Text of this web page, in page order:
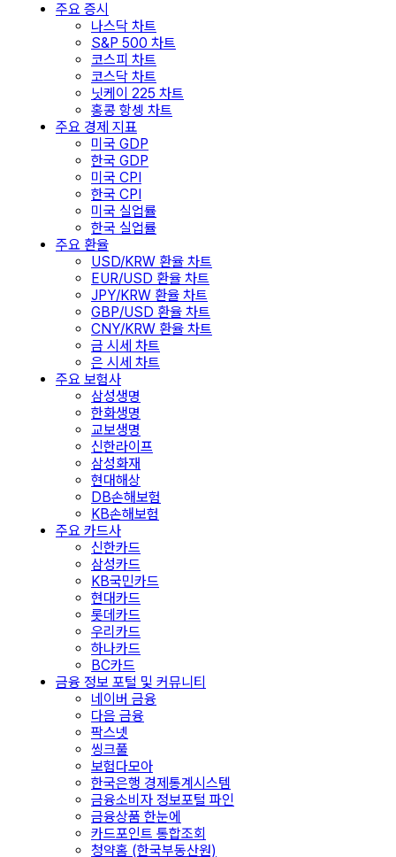
주요 증시
나스닥 차트
S&P 500 차트
코스피 차트
코스닥 차트
닛케이 225 차트
홍콩 항셍 차트
주요 경제 지표
미국 GDP
한국 GDP
미국 CPI
한국 CPI
미국 실업률
한국 실업률
주요 환율
USD/KRW 환율 차트
EUR/USD 환율 차트
JPY/KRW 환율 차트
GBP/USD 환율 차트
CNY/KRW 환율 차트
금 시세 차트
은 시세 차트
주요 보험사
삼성생명
한화생명
교보생명
신한라이프
삼성화재
현대해상
DB손해보험
KB손해보험
주요 카드사
신한카드
삼성카드
KB국민카드
현대카드
롯데카드
우리카드
하나카드
BC카드
금융 정보 포털 및 커뮤니티
네이버 금융
다음 금융
팍스넷
씽크풀
보험다모아
한국은행 경제통계시스템
금융소비자 정보포털 파인
금융상품 한눈에
카드포인트 통합조회
청약홈 (한국부동산원)